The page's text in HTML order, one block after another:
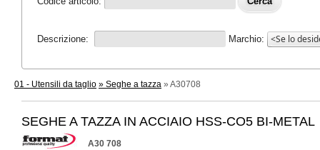
Descrizione: Marchio:
01 - Utensili da taglio » Seghe a tazza » A30708
SEGHE A TAZZA IN ACCIAIO HSS-CO5 BI-METAL
A30 708